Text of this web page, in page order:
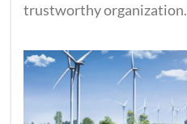
trustworthy organization.